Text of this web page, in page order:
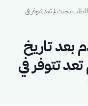
بحيث لم تعد تتوفر في
بعد تاريخ
تتوفر في